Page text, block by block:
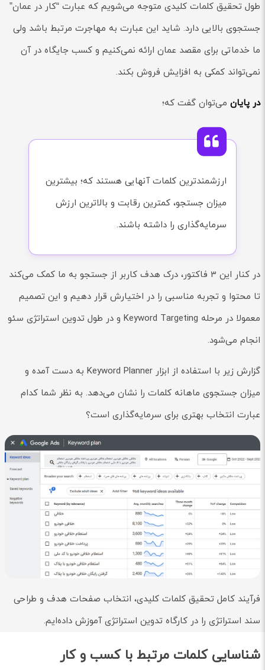
طول تحقیق کلمات کلیدی متوجه می‌شویم که عبارت “کار در عمان”
جستجوی بالایی دارد. شاید این عبارت به مهاجرت مرتبط باشد ولی
ما خدماتی برای مقصد عمان ارائه نمی‌کنیم و کسب جایگاه در آن
نمی‌تواند کمکی به افزایش فروش بکند.
در پایان می‌توان گفت که؛
ارزشمندترین کلمات آنهایی هستند که؛ بیشترین
میزان جستجو، کمترین رقابت و بالاترین ارزش
سرمایه‌گذاری را داشته باشند.
در کنار این 3 فاکتور، درک هدف کاربر از جستجو به ما کمک می‌کند
تا محتوا و تجربه مناسبی را در اختیارش قرار دهیم و این تصمیم
معمولا در مرحله Keyword Targeting و در طول تدوین استراتژی سئو
انجام می‌شود.
گزارش زیر با استفاده از ابزار Keyword Planner به دست آمده و
میزان جستجوی ماهانه کلمات را نشان می‌دهد. به نظر شما کدام
عبارت انتخاب بهتری برای سرمایه‌گذاری است؟
فرآیند کامل تحقیق کلمات کلیدی، انتخاب صفحات هدف و طراحی
سند استراتژی را در کارگاه تدوین استراتژی آموزش داده‌ایم.
شناسایی کلمات مرتبط با کسب و کار